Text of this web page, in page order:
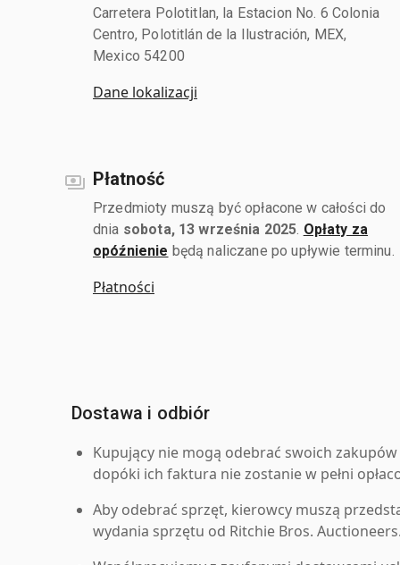
Carretera Polotitlan, la Estacion No. 6 Colonia
Centro, Polotitlán de la Ilustración, MEX,
Mexico 54200
Dane lokalizacji
Płatność
Przedmioty muszą być opłacone w całości do
dnia sobota, 13 września 2025 Opłaty za
opóźnienie będą naliczane po upływie terminu.
Płatności
Dostawa i odbiór
Kupujący nie mogą odebrać swoich
dopóki ich faktura nie zostanie w pełni
Aby odebrać sprzęt, kierowcy muszą
wydania sprzętu od Ritchie Bros. Auctioneers.